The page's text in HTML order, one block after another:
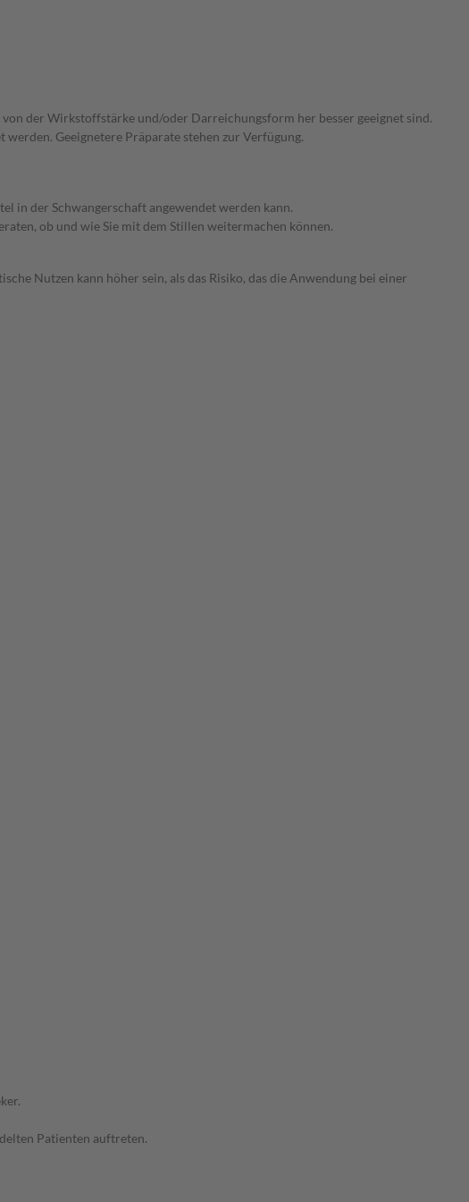
der Wirkstoffstärke und/oder Darreichungsform her besser geeignet sind.
Geeignetere Präparate stehen zur Verfügung.
in der Schwangerschaft angewendet werden kann.
ob und wie Sie mit dem Stillen weitermachen können.
Nutzen kann höher sein, als das Risiko, das die Anwendung bei einer
Patienten auftreten.